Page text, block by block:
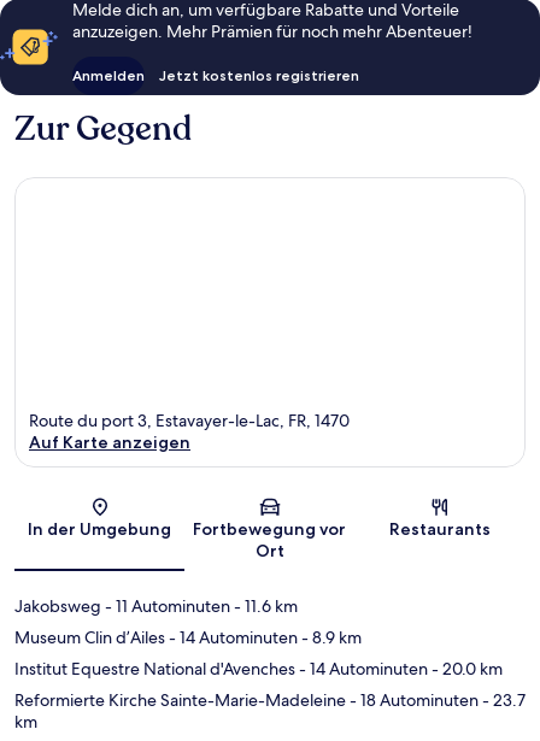
Melde dich an, um verfügbare Rabatte und Vorteile
anzuzeigen. Mehr Prämien für noch mehr Abenteuer!
Anmelden Jetzt kostenlos registrieren
Zur Gegend
Karte
Route du port 3, Estavayer-le-Lac, FR, 1470
Auf Karte anzeigen
In der Umgebung
Fortbewegung vor
Ort
Restaurants
Jakobsweg - 11 Autominuten- 11.6 km
Museum Clin d’Ailes- 14 Autominuten- 8.9 km
Institut Equestre National d'Avenches- 14 Autominuten- 20.0 km
Reformierte Kirche Sainte-Marie-Madeleine- 18 Autominuten- 23.7
km